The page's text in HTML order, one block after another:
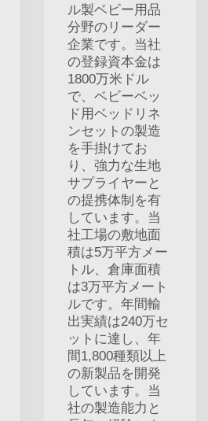
ル製ベビー用品
分野のリーダー
企業です。当社
の登録資本金は
1800万米ドル
で、ベビーベッ
ド用ベッドリネ
ンセットの製造
を手掛けてお
り、強力な生地
サプライヤーと
の提携体制を有
しています。当
社工場の敷地面
積は5万平方メー
トル、倉庫面積
は3万平方メート
ルです。年間輸
出実績は240万セ
ットに達し、年
間1,800種類以上
の新製品を開発
しています。当
社の製造能力と